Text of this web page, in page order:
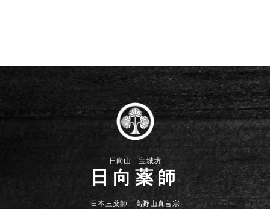
日向山 宝城坊
日向薬師
日本三薬師 高野山真言宗